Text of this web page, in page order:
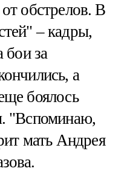
обстрелов. В
– кадры,
бои за
а
боялось
"Вспоминаю,
мать Андрея